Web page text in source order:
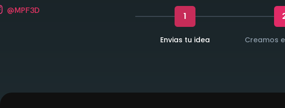
1
Envias tu idea Creamos
@MPF3D